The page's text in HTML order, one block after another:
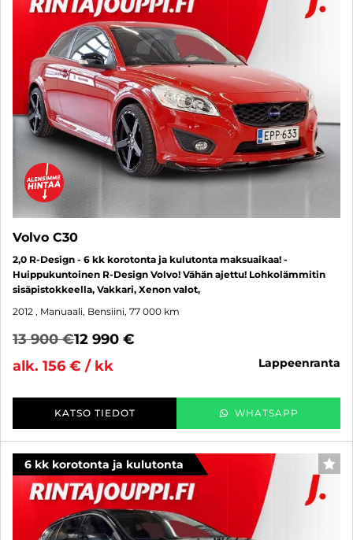
Volvo C30
2,0 R-Design - 6 kk korotonta ja kulutonta maksuaikaa! -
Huippukuntoinen R-Design Volvo! Vähän ajettu! Lohkolämmitin
sisäpistokkeella, Vakkari, Xenon valot,
2012 , Manuaali, Bensiini, 77 000 km
13 900 €12 990 €
alk. 156 € / kk
lappeenranta
KATSO TIEDOT WHATSAPP
6 kk korotonta ja kulutonta